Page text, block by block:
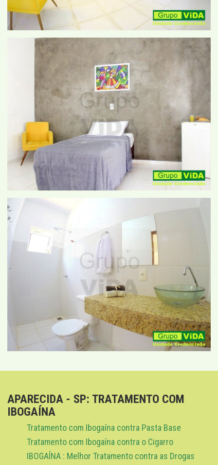
APARECIDA - SP: TRATAMENTO COM
IBOGAÍNA
Tratamento com Ibogaína contra Pasta Base
Tratamento com Ibogaína contra o Cigarro
IBOGAÍNA : Melhor Tratamento contra as Drogas